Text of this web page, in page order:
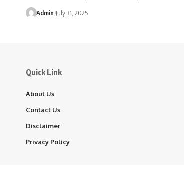
Admin July 31, 2025
Quick Link
About Us
Contact Us
Disclaimer
Privacy Policy